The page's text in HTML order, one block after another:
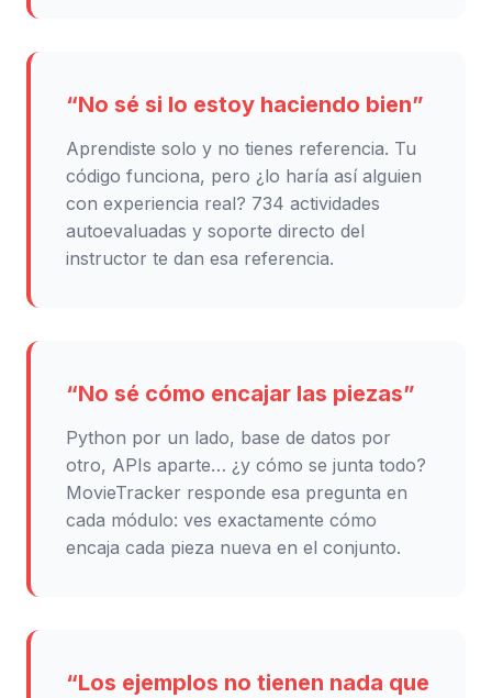
“No sé si lo estoy haciendo bien”
Aprendiste solo y no tienes referencia. Tu
código funciona, pero ¿lo haría así alguien
con experiencia real? 734 actividades
autoevaluadas y soporte directo del
instructor te dan esa referencia.
“No sé cómo encajar las piezas”
Python por un lado, base de datos por
otro, APIs aparte… ¿y cómo se junta todo?
MovieTracker responde esa pregunta en
cada módulo: ves exactamente cómo
encaja cada pieza nueva en el conjunto.
“Los ejemplos no tienen nada que